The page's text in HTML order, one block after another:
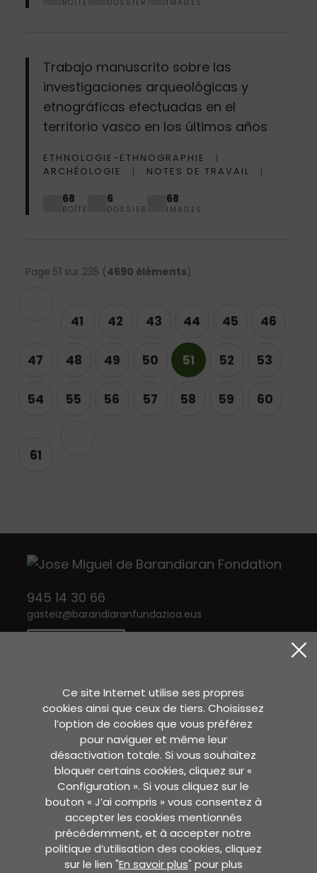
BOÎTE DOSSIER IMAGES
Trabajo manuscrito sobre las
investigaciones arqueológicas y
etnográficas efectuadas en el
territorio vasco en los últimos años
ETHNOLOGIE-ETHNOGRAPHIE
ARCHÉOLOGIE
NOTES DE TRAVAIL
68
BOÎTE
6
DOSSIER
68
IMAGES
Page 51 sur 235 (4690 éléments)
41
42 43 44 45 46
47 48 49 50 51 52 53
54 55 56 57 58 59 60
61
945 14 30 66
gasteiz@barandiaranfundazioa.eus
Sara Etxea
Murkondo Auzoa, 4
20211 ATAUN (Gipuzkoa)
VOIR SUR GOOGLE MAPS
Secrétaire
Pedro Asua , 2 - 2. solairua.
60. bulegoa. 01008 GASTEIZ
Ce site Internet utilise ses propres
cookies ainsi que ceux de tiers. Choisissez
l’option de cookies que vous préférez
pour naviguer et même leur
désactivation totale. Si vous souhaitez
bloquer certains cookies, cliquez sur «
Configuration ». Si vous cliquez sur le
bouton « J’ai compris » vous consentez à
accepter les cookies mentionnés
précédemment, et à accepter notre
politique d’utilisation des cookies, cliquez
sur le lien "En savoir plus" pour plus